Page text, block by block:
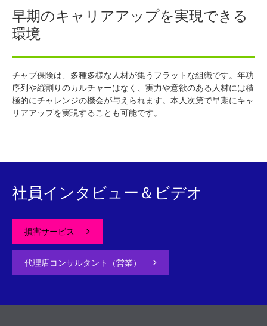
早期のキャリアアップを実現できる
環境
チャブ保険は、多種多様な人材が集うフラットな組織です。年功
序列や縦割りのカルチャーはなく、実力や意欲のある人材には積
極的にチャレンジの機会が与えられます。本人次第で早期にキャ
リアアップを実現することも可能です。
社員インタビュー＆ビデオ
損害サービス
代理店コンサルタント（営業）